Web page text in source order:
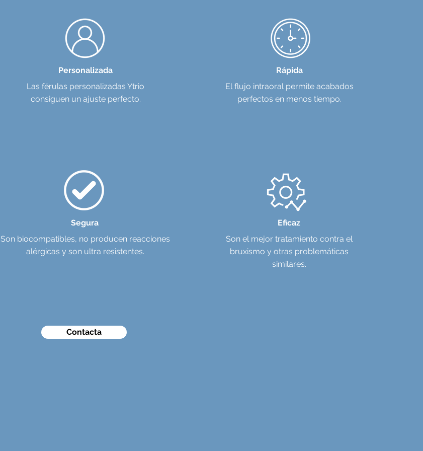
Las férulas personalizadas Ytrio
consiguen un ajuste perfecto.
Personalizada
El flujo intraoral permite acabados
perfectos en menos tiempo.
Rápida
Son biocompatibles, no producen reacciones
alérgicas y son ultra resistentes.
Segura
Son el mejor tratamiento contra el
bruxismo y otras problemáticas
similares.
Eficaz
Contacta